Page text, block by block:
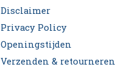
Disclaimer
Privacy Policy
Openingstijden
Verzenden & retourneren